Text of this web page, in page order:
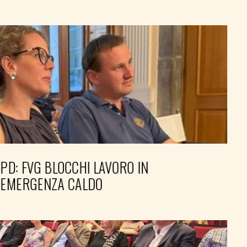
PD: FVG BLOCCHI LAVORO IN
EMERGENZA CALDO